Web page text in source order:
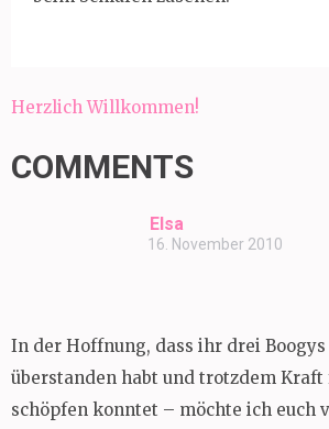
Beitragsnavigation
Herzlich Willkommen!
COMMENTS
Elsa
16. November 2010
In der Hoffnung, dass ihr drei
überstanden habt und trotzdem Kraft
schöpfen konntet – möchte ich euch